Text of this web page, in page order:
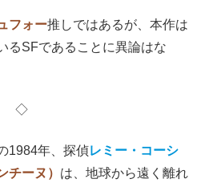
フォー推しではあるが、本作は
るSFであることに異論はな
◇
1984年、探偵レミー・コーシ
チーヌ） は、地球から遠く離れ